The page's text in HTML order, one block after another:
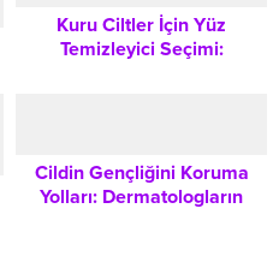
Kuru Ciltler İçin Yüz
Temizleyici Seçimi:
Cildin Gençliğini Koruma
Yolları: Dermatologların